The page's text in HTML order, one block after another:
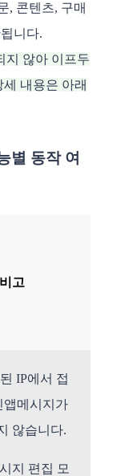
, 콘텐츠, 구매
니다.
지 않아 이프두
내용은 아래
별 동작 여
비고
IP에서 접
앱메시지가
않습니다.
지 편집 모